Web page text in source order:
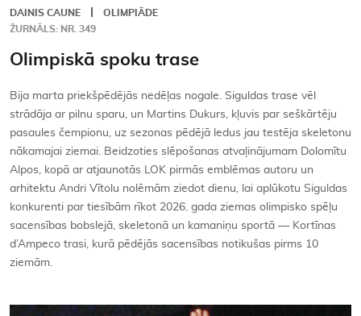
DAINIS CAUNE
OLIMPIĀDE
ŽURNĀLS: NR. 349
Olimpiskā spoku trase
Bija marta priekšpēdējās nedēļas nogale. Siguldas trase vēl
strādāja ar pilnu sparu, un Martins Dukurs, kļuvis par seškārtēju
pasaules čempionu, uz sezonas pēdējā ledus jau testēja skeletonu
nākamajai ziemai. Beidzoties slēpošanas atvaļinājumam Dolomītu
Alpos, kopā ar atjaunotās LOK pirmās emblēmas autoru un
arhitektu Andri Vītolu nolēmām ziedot dienu, lai aplūkotu Siguldas
konkurenti par tiesībām rīkot 2026. gada ziemas olimpisko spēļu
sacensības bobslejā, skeletonā un kamaniņu sportā — Kortīnas
d’Ampeco trasi, kurā pēdējās sacensības notikušas pirms 10
ziemām.